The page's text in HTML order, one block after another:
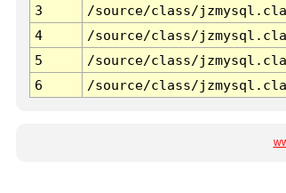
3
/source/class/
4
/source/class/
5
/source/class/
6
/source/class/